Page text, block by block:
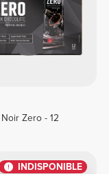
Zero - 12
INDISPONIBLE